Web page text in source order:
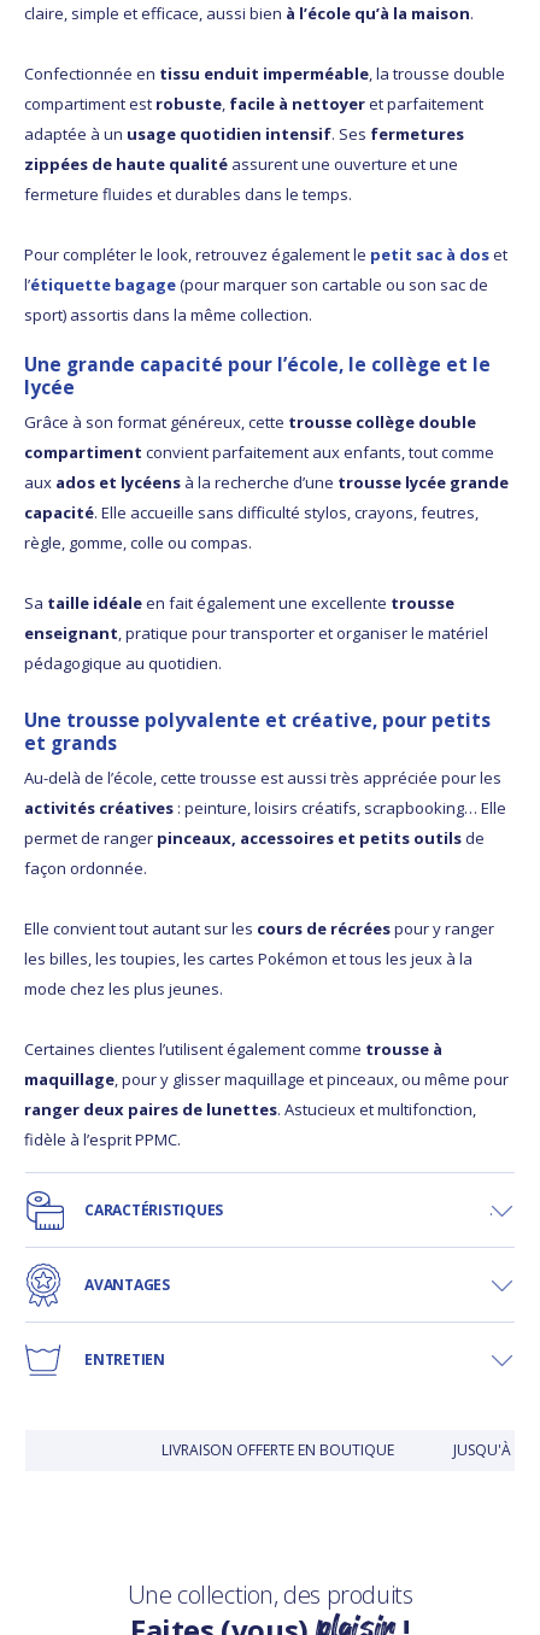
claire, simple et efficace, aussi bien à l’école qu’à la maison.
Confectionnée en tissu enduit imperméable, la trousse double
compartiment est robuste, facile à nettoyeret parfaitement
adaptée à un usage quotidien intensif. Ses fermetures
zippées de haute qualité assurent une ouverture et une
fermeture fluides et durables dans le temps.
Pour compléter le look, retrouvez également le petit sac à doset
l’étiquette bagage(pour marquer son cartable ou son sac de
sport) assortis dans la même collection.
Une grande capacité pour l’école, le collège et le
lycée
Grâce à son format généreux, cette trousse collège double
compartiment convient parfaitement aux enfants, tout comme
aux ados et lycéens à la recherche d’une trousse lycée grande
capacité. Elle accueille sans difficulté stylos, crayons, feutres,
règle, gomme, colle ou compas.
Sa taille idéaleen fait également une excellente trousse
enseignant, pratique pour transporter et organiser le matériel
pédagogique au quotidien.
Une trousse polyvalente et créative, pour petits
et grands
Au-delà de l’école, cette trousse est aussi très appréciée pour les
activités créatives : peinture, loisirs créatifs, scrapbooking… Elle
permet de ranger pinceaux, accessoires et petits outilsde
façon ordonnée.
Elle convient tout autant sur les cours de récréespour y ranger
les billes, les toupies, les cartes Pokémon et tous les jeux à la
mode chez les plus jeunes.
Certaines clientes l’utilisent également comme trousse à
maquillage, pour y glisser maquillage et pinceaux, ou même pour
ranger deux paires de lunettes. Astucieux et multifonction,
fidèle à l’esprit PPMC.
CARACTÉRISTIQUES
AVANTAGES
ENTRETIEN
LIVRAISON OFFERTE EN BOUTIQUE JUSQU'À 30
Une collection, des produits